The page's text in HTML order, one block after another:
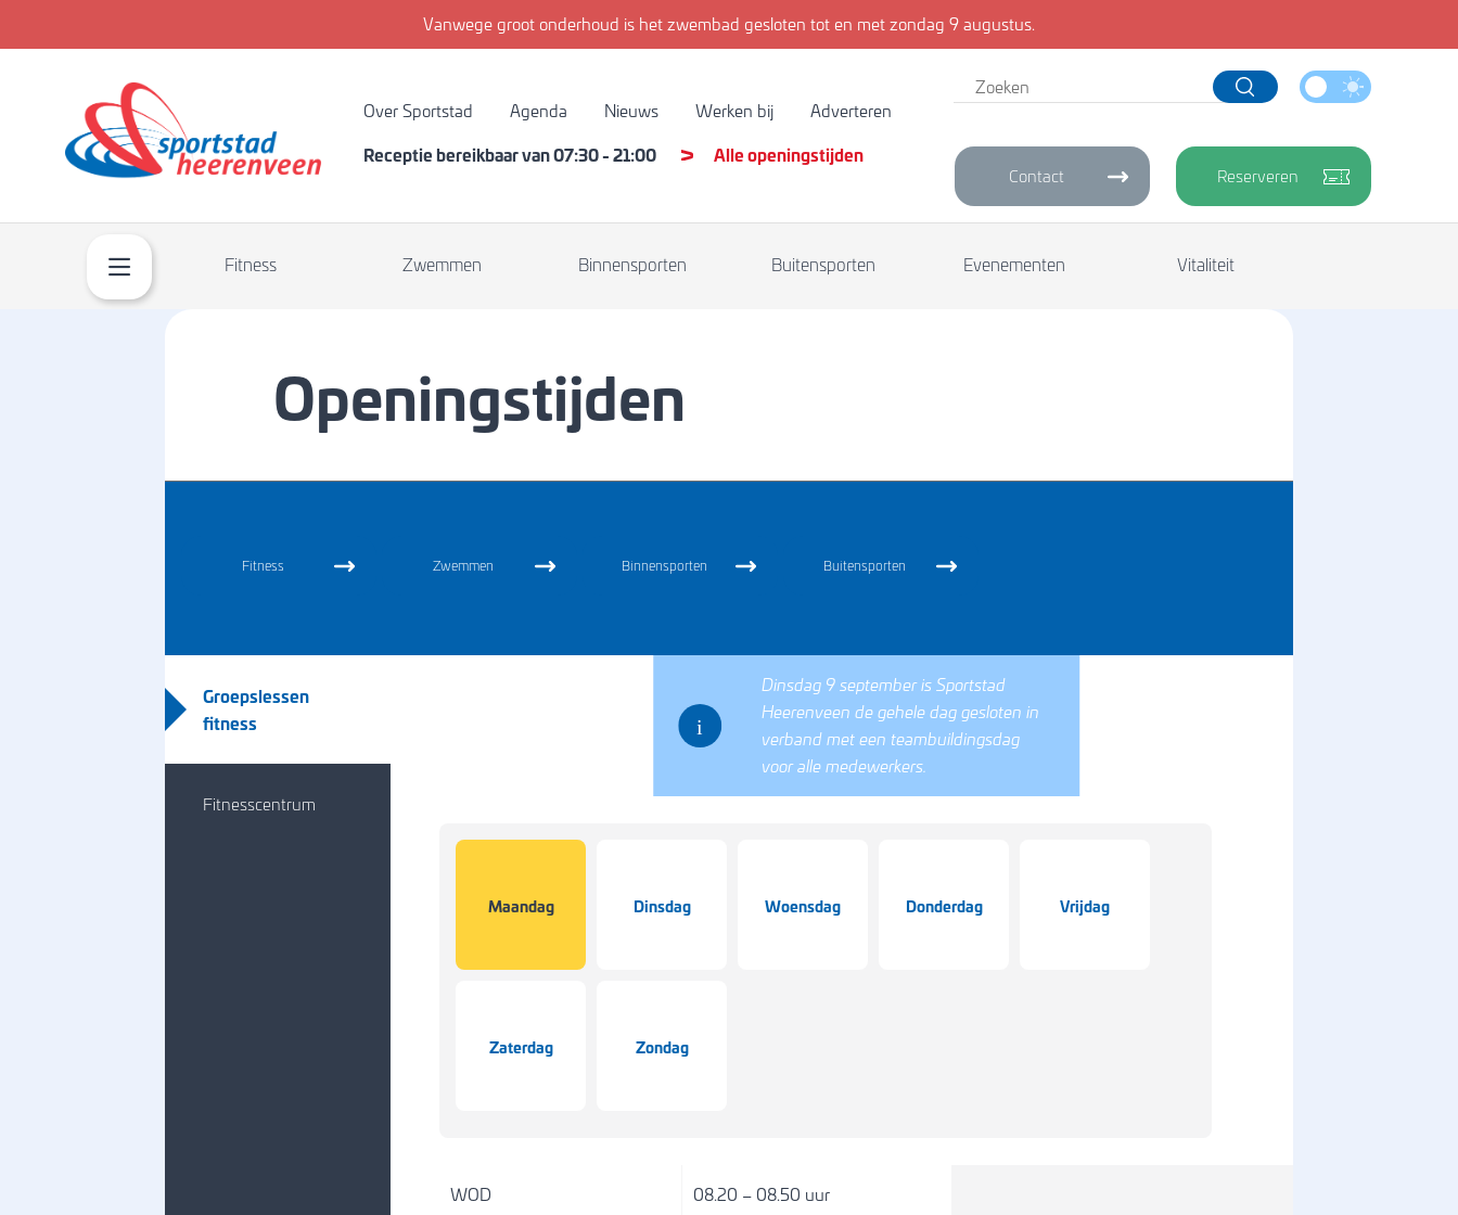
Vanwege groot onderhoud is het zwembad gesloten tot en met zondag 9 augustus.
Over Sportstad Agenda Nieuws Werken bij Adverteren
Receptie bereikbaar van07:30-21:00 Alle openingstijden
Contact Reserveren
Fitness Zwemmen
kinderen (7-18 jaar)
Privé zwemles
Binnensporten Buitensporten Evenementen Vitaliteit
Openingstijden
Fitness Zwemmen Binnensporten Buitensporten
Groepslessen
fitness
Fitnesscentrum
Dinsdag 9 september is Sportstad
Heerenveen de gehele dag gesloten in
verband met een teambuildingsdag
voor alle medewerkers.
Maandag Dinsdag Woensdag Donderdag Vrijdag
Zaterdag Zondag
WOD 08.20 – 08.50 uur